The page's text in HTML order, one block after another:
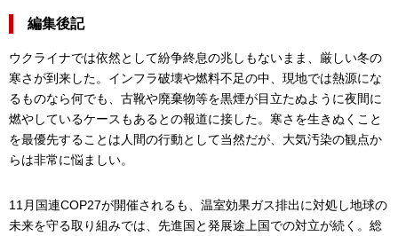
編集後記
ウクライナでは依然として紛争終息の兆しもないまま、厳しい冬の
寒さが到来した。インフラ破壊や燃料不足の中、現地では熱源にな
るものなら何でも、古靴や廃棄物等を黒煙が目立たぬように夜間に
燃やしているケースもあるとの報道に接した。寒さを生きぬくこと
を最優先することは人間の行動として当然だが、大気汚染の観点か
らは非常に悩ましい。
11月国連COP27が開催されるも、温室効果ガス排出に対処し地球の
未来を守る取り組みでは、先進国と発展途上国での対立が続く。総